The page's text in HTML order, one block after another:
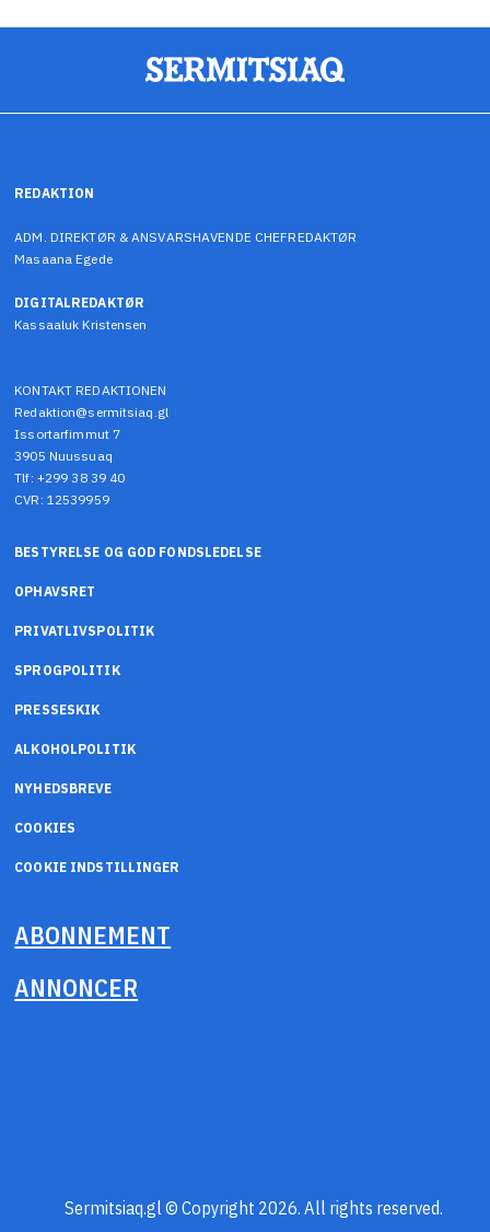
REDAKTION
ADM. DIREKTØR & ANSVARSHAVENDE CHEFREDAKTØR
Masaana Egede
DIGITALREDAKTØR
Kassaaluk Kristensen
KONTAKT REDAKTIONEN
Redaktion@sermitsiaq.gl
Issortarfimmut 7
3905 Nuussuaq
Tlf: +299 38 39 40
CVR: 12539959
BESTYRELSE OG GOD FONDSLEDELSE
OPHAVSRET
PRIVATLIVSPOLITIK
SPROGPOLITIK
PRESSESKIK
ALKOHOLPOLITIK
NYHEDSBREVE
COOKIES
COOKIE INDSTILLINGER
ABONNEMENT
ANNONCER
Sermitsiaq.gl © Copyright 2026. All rights reserved.